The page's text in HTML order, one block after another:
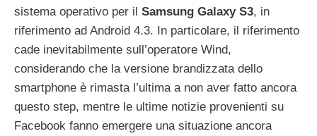
sistema operativo per il Samsung Galaxy S3, in
riferimento ad Android 4.3. In particolare, il riferimento
cade inevitabilmente sull’operatore Wind,
considerando che la versione brandizzata dello
smartphone è rimasta l’ultima a non aver fatto ancora
questo step, mentre le ultime notizie provenienti su
Facebook fanno emergere una situazione ancora